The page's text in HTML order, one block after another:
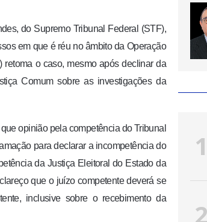
do Supremo Tribunal Federal (STF),
em que é réu no âmbito da Operação
o caso, mesmo após declinar da
Comum sobre as investigações da
opinião pela competência do Tribunal
para declarar a incompetência do
da Justiça Eleitoral do Estado da
que o juízo competente deverá se
inclusive sobre o recebimento da